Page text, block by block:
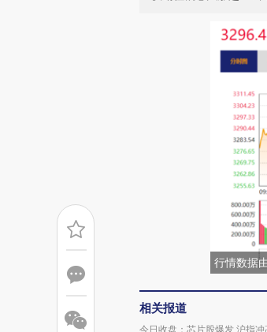
行情数据
相关报道
今日收盘：芯片股爆发 沪指